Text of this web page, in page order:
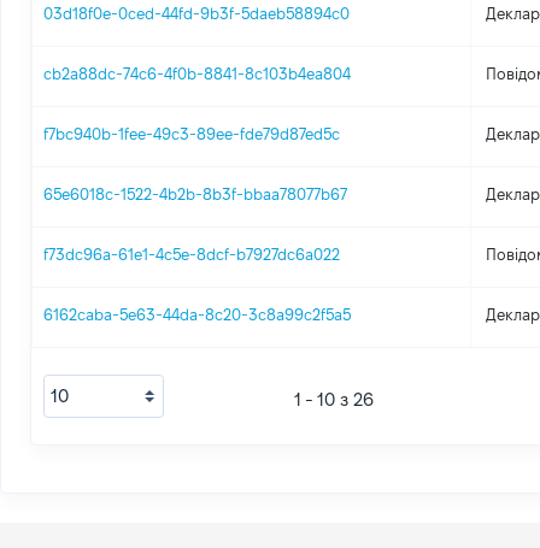
03d18f0e-0ced-44fd-9b3f-5daeb58894c0
cb2a88dc-74c6-4f0b-8841-8c103b4ea804
f7bc940b-1fee-49c3-89ee-fde79d87ed5c
65e6018c-1522-4b2b-8b3f-bbaa78077b67
f73dc96a-61e1-4c5e-8dcf-b7927dc6a022
6162caba-5e63-44da-8c20-3c8a99c2f5a5
1 - 10 з 26